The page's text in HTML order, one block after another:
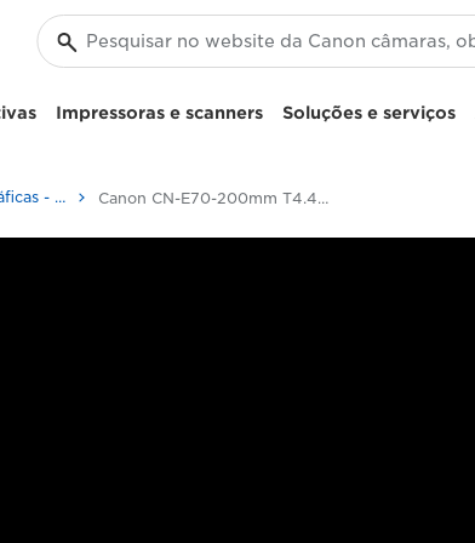
Impressoras e scanners Soluções e serviços
Objetivas cinematográficas - Objetivas 4K Canon CN-E70-200mm T4.4 L IS - Cinema lenses - 4K Lenses